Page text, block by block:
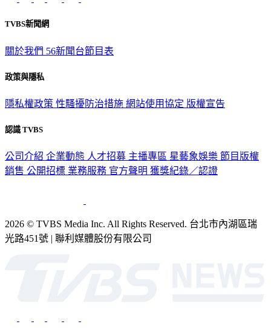
TVBS新聞網
關於我們 56新聞台節目表
政策與隱私
隱私權政策 性騷擾防治措施 網站使用協定 版權宣告
認識 TVBS
公司介紹 企業動態 人才招募 主播專區 星藝象娛樂 節目版權
銷售 公開招標 業務服務 官方聲明 獲獎紀錄／認證
2026 © TVBS Media Inc. All Rights Reserved. 台北市內湖區瑞
光路451號 | 聯利媒體股份有限公司